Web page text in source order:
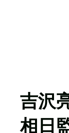
吉沢
相日